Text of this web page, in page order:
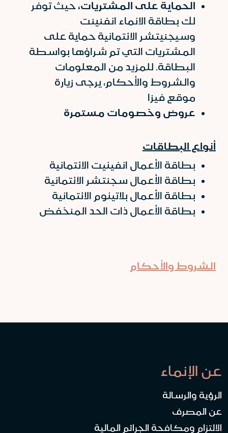
الحماية على المشتريات، حيث توفر
لك بطاقة الانماء انفنينت
وسيجنيتشر الائتمانية حماية على
المشتريات التي تم شراؤها بواسطة
البطاقة. للمزيد من المعلومات
والشروط والأحكام، يرجى زيارة
موقع فيزا
عروض وخصومات مستمرة
أنواع البطاقات
بطاقة الأعمال انفينيت الائتمانية
بطاقة الأعمال سجنتشر الائتمانية
بطاقة الأعمال بلاتينوم الائتمانية
بطاقة الأعمال ذات الحد المنخفض
الشروط والأحكام
عن الإنماء
الرؤية والرسالة
عن المصرف
الالتزام ومكافحة الجرائم المالية